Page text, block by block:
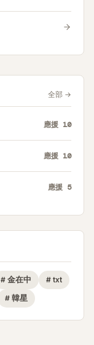
全部 →
應援 10
應援 10
應援 5
# 金在中 # txt
# 韓星